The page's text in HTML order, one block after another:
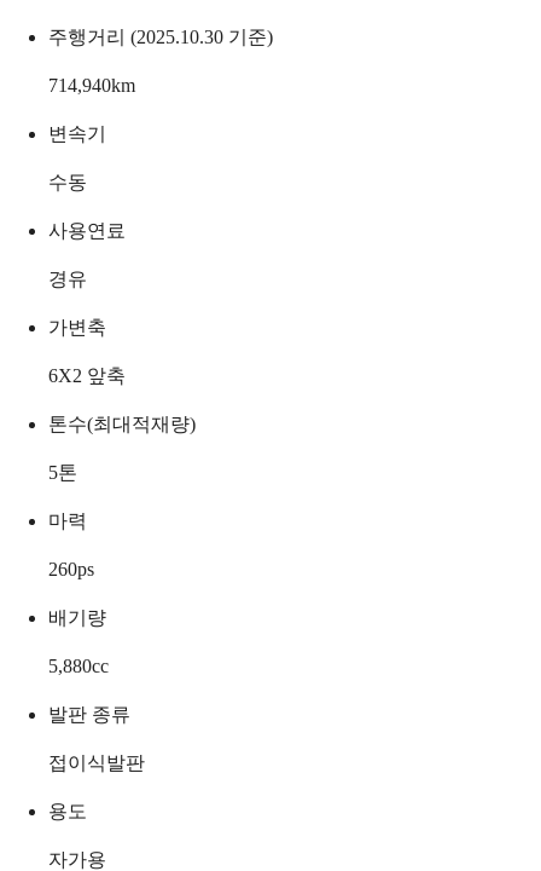
주행거리 (2025.10.30 기준)
714,940km
변속기
수동
사용연료
경유
가변축
6X2 앞축
톤수(최대적재량)
5톤
마력
260ps
배기량
5,880cc
발판 종류
접이식발판
용도
자가용